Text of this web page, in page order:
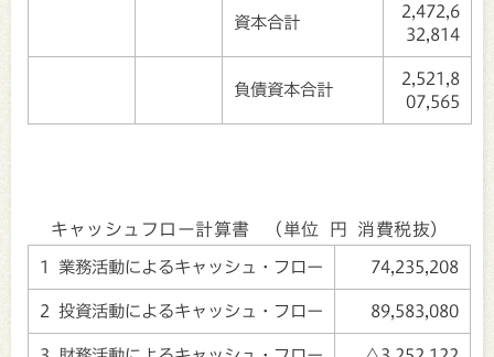
資本合計
2,472,6
32,814
負債資本合計
2,521,8
07,565
キャッシュフロー計算書 （単位 円 消費税抜）
1 業務活動によるキャッシュ・フロー 74,235,208
2 投資活動によるキャッシュ・フロー 89,583,080